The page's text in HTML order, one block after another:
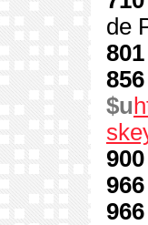
de
801
856
$u
900
966
966